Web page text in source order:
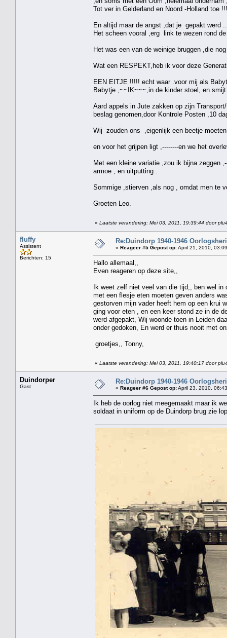
Tot ver in Gelderland en Noord -Holland toe
En altijd maar de angst ,dat je gepakt werd ..
Het scheen vooral ,erg link te wezen rond
Het was een van de weinige bruggen ,die
Wat een RESPEKT,heb ik voor deze
EEN EITJE !!!!! echt waar .voor mij als
Babytje ,~~IK~~~,in de kinder stoel, en
Aard appels in Jute zakken op zijn
beslag genomen,door Kontrole Posten ,10
Wij zouden ons ,eigenlijk een beetje
en voor het grijpen ligt ,--------en we het
Met een kleine variatie ,zou ik bijna zeggen
armoe , en uitputting .
Sommige ,stierven ,als nog , omdat men te
Groeten Leo.
« Laatste verandering: Mei 03, 2011, 19:39:44 door
fluffy
Assistent
Berichten: 15
Re:Duindorp 1940-1946
« Reageer #5 Gepost op:April 21, 2010,
Hallo allemaal,,
Even reageren op deze site,,
Ik weet zelf niet veel van die tijd,, ben wel in
met een flesje eten moeten geven anders
gestorven mijn vader heeft hem op een krui
ging voor eten , en een keer stond ze in de
werd afgepakt, Wij woonde toen in Leiden
onder gedoken, En werd er thuis nooit met
groetjes,, Tonny,
« Laatste verandering: Mei 03, 2011, 19:40:17 door
Duindorper
Gast
Re:Duindorp 1940-1946
« Reageer #6 Gepost op:April 23, 2010,
Ik heb de oorlog niet meegemaakt maar ik
soldaat in uniform op de Duindorp brug zie